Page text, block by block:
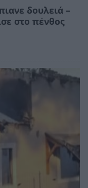
δουλειά –
στο πένθος